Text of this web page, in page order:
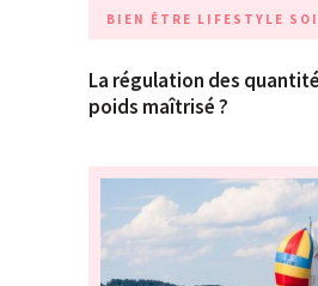
BIEN ÊTRE LIFESTYLE
La régulation des
poids maîtrisé ?